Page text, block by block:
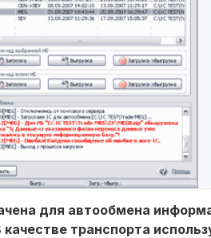
для автообмена
транспорта